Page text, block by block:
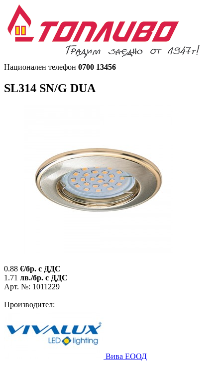
Национален телефон 0700 13456
SL314 SN/G DUA
0.88 €/бр. с ДДС
1.71 лв./бр. с ДДС
Арт. №: 1011229
Производител:
Вива ЕООД